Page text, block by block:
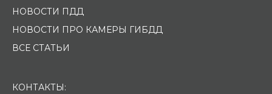
НОВОСТИ ПДД
НОВОСТИ ПРО КАМЕРЫ ГИБДД
ВСЕ СТАТЬИ
КОНТАКТЫ: